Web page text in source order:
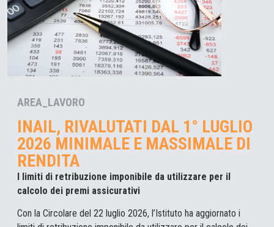
AREA_LAVORO
INAIL, RIVALUTATI DAL 1° LUGLIO
2026 MINIMALE E MASSIMALE DI
RENDITA
I limiti di retribuzione imponibile da utilizzare per il
calcolo dei premi assicurativi
Con la Circolare del 22 luglio 2026, l’Istituto ha aggiornato i